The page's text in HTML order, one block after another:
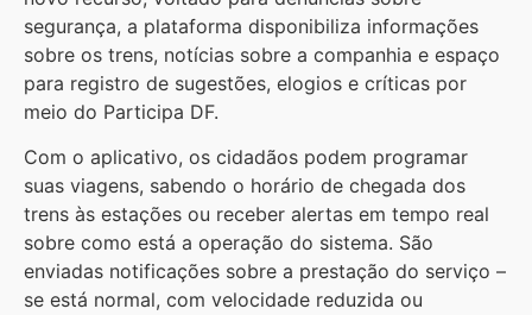
segurança, a plataforma disponibiliza informações
sobre os trens, notícias sobre a companhia e espaço
para registro de sugestões, elogios e críticas por
meio do Participa DF.
Com o aplicativo, os cidadãos podem programar
suas viagens, sabendo o horário de chegada dos
trens às estações ou receber alertas em tempo real
sobre como está a operação do sistema. São
enviadas notificações sobre a prestação do serviço –
se está normal, com velocidade reduzida ou